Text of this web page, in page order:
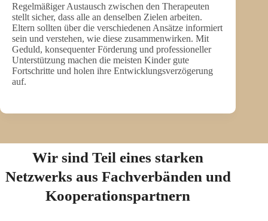
Regelmäßiger Austausch zwischen den Therapeuten
stellt sicher, dass alle an denselben Zielen arbeiten.
Eltern sollten über die verschiedenen Ansätze informiert
sein und verstehen, wie diese zusammenwirken. Mit
Geduld, konsequenter Förderung und professioneller
Unterstützung machen die meisten Kinder gute
Fortschritte und holen ihre Entwicklungsverzögerung
auf.
Wir sind Teil eines starken
Netzwerks aus Fachverbänden und
Kooperationspartnern